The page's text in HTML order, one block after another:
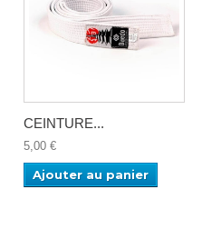
CEINTURE...
5,00 €
Ajouter au panier